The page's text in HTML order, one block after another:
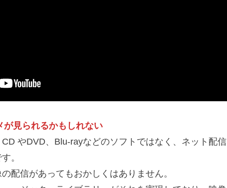
が見られるかもしれない
やDVD、Blu-rayなどのソフトではなく、ネット配信
。
配信があってもおかしくはありません。